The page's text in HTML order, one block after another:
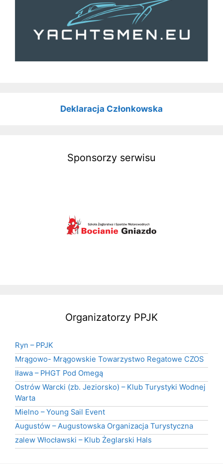
Deklaracja Członkowska
Sponsorzy serwisu
Organizatorzy PPJK
Ryn – PPJK
Mrągowo- Mrągowskie Towarzystwo Regatowe CZOS
Iława – PHGT Pod Omegą
Ostrów Warcki (zb. Jeziorsko) – Klub Turystyki Wodnej
Warta
Mielno – Young Sail Event
Augustów – Augustowska Organizacja Turystyczna
zalew Włocławski – Klub Żeglarski Hals